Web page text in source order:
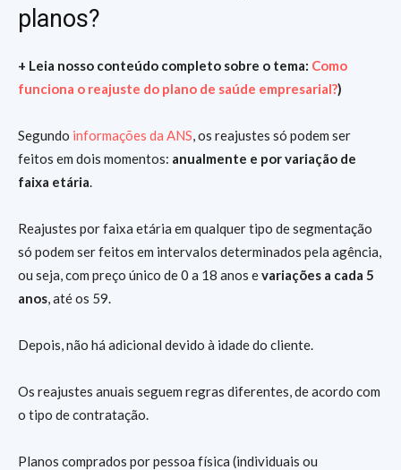
planos?
+ Leia nosso conteúdo completo sobre o tema: Como
funciona o reajuste do plano de saúde empresarial?)
Segundo informações da ANS, os reajustes só podem ser
feitos em dois momentos: anualmente e por variação de
faixa etária.
Reajustes por faixa etária em qualquer tipo de segmentação
só podem ser feitos em intervalos determinados pela agência,
ou seja, com preço único de 0 a 18 anos evariações a cada 5
anos, até os 59.
Depois, não há adicional devido à idade do cliente.
Os reajustes anuais seguem regras diferentes, de acordo com
o tipo de contratação.
Planos comprados por pessoa física (individuais ou